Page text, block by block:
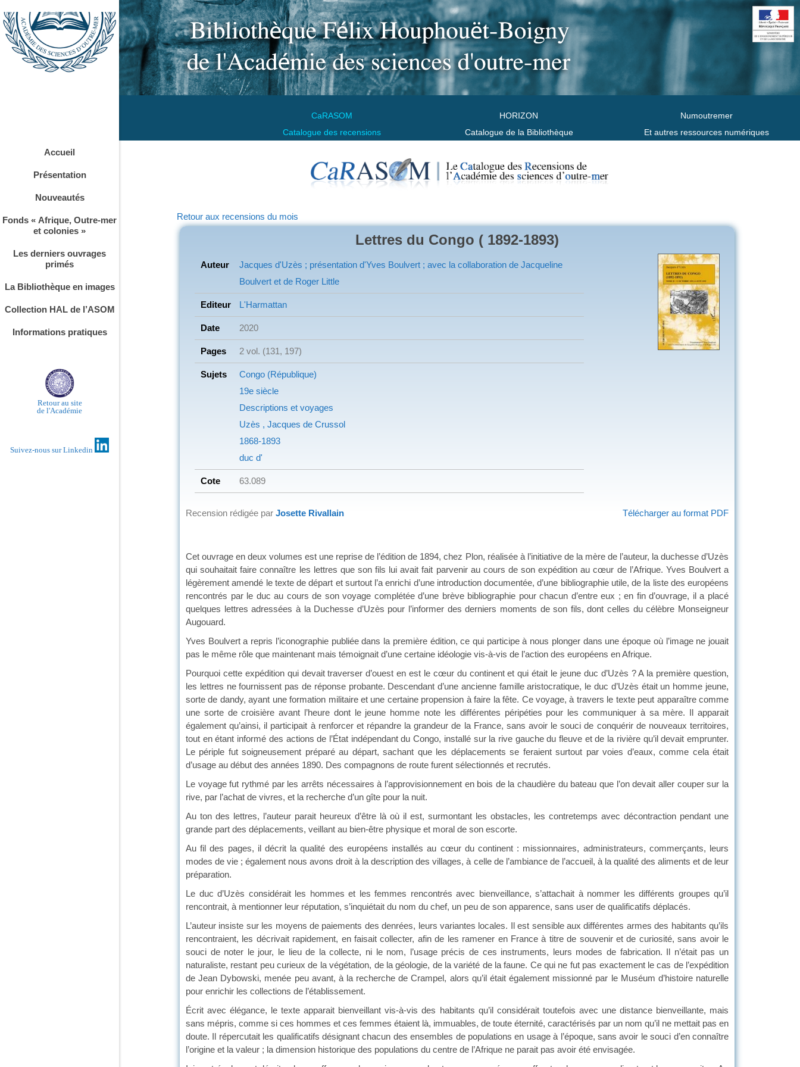
CaRASOM
Catalogue des recensions
HORIZON
Catalogue de la Bibliothèque
Numoutremer
Et autres ressources numériques
Accueil
Présentation
Nouveautés
Fonds « Afrique, Outre-mer
et colonies »
Les derniers ouvrages
primés
La Bibliothèque en images
Collection HAL de l’ASOM
Informations pratiques
Retour au site
de l'Académie
Suivez-nous sur Linkedin
Retour aux recensions du mois
Lettres du Congo ( 1892-1893)
Auteur
Jacques d'Uzès ; présentation d'Yves Boulvert ; avec la collaboration de Jacqueline
Boulvert et de Roger Little
Editeur L'Harmattan
Date 2020
Pages 2 vol. (131, 197)
Sujets
Congo (République)
19e siècle
Descriptions et voyages
Uzès , Jacques de Crussol
1868-1893
duc d'
Cote 63.089
Télécharger au format PDF
Recension rédigée par Josette Rivallain
Cet ouvrage en deux volumes est une reprise de l’édition de 1894, chez Plon, réalisée à l’initiative de la mère de l’auteur, la duchesse d’Uzès
qui souhaitait faire connaître les lettres que son fils lui avait fait parvenir au cours de son expédition au cœur de l’Afrique. Yves Boulvert a
légèrement amendé le texte de départ et surtout l’a enrichi d’une introduction documentée, d’une bibliographie utile, de la liste des européens
rencontrés par le duc au cours de son voyage complétée d’une brève bibliographie pour chacun d’entre eux ; en fin d’ouvrage, il a placé
quelques lettres adressées à la Duchesse d’Uzès pour l’informer des derniers moments de son fils, dont celles du célèbre Monseigneur
Augouard.
Yves Boulvert a repris l’iconographie publiée dans la première édition, ce qui participe à nous plonger dans une époque où l’image ne jouait
pas le même rôle que maintenant mais témoignait d’une certaine idéologie vis-à-vis de l’action des européens en Afrique.
Pourquoi cette expédition qui devait traverser d’ouest en est le cœur du continent et qui était le jeune duc d’Uzès ? A la première question,
les lettres ne fournissent pas de réponse probante. Descendant d’une ancienne famille aristocratique, le duc d’Uzès était un homme jeune,
sorte de dandy, ayant une formation militaire et une certaine propension à faire la fête. Ce voyage, à travers le texte peut apparaître comme
une sorte de croisière avant l’heure dont le jeune homme note les différentes péripéties pour les communiquer à sa mère. Il apparait
également qu’ainsi, il participait à renforcer et répandre la grandeur de la France, sans avoir le souci de conquérir de nouveaux territoires,
tout en étant informé des actions de l’État indépendant du Congo, installé sur la rive gauche du fleuve et de la rivière qu’il devait emprunter.
Le périple fut soigneusement préparé au départ, sachant que les déplacements se feraient surtout par voies d’eaux, comme cela était
d’usage au début des années 1890. Des compagnons de route furent sélectionnés et recrutés.
Le voyage fut rythmé par les arrêts nécessaires à l’approvisionnement en bois de la chaudière du bateau que l’on devait aller couper sur la
rive, par l’achat de vivres, et la recherche d’un gîte pour la nuit.
Au ton des lettres, l’auteur parait heureux d’être là où il est, surmontant les obstacles, les contretemps avec décontraction pendant une
grande part des déplacements, veillant au bien-être physique et moral de son escorte.
Au fil des pages, il décrit la qualité des européens installés au cœur du continent : missionnaires, administrateurs, commerçants, leurs
modes de vie ; également nous avons droit à la description des villages, à celle de l’ambiance de l’accueil, à la qualité des aliments et de leur
préparation.
Le duc d’Uzès considérait les hommes et les femmes rencontrés avec bienveillance, s’attachait à nommer les différents groupes qu’il
rencontrait, à mentionner leur réputation, s’inquiétait du nom du chef, un peu de son apparence, sans user de qualificatifs déplacés.
L’auteur insiste sur les moyens de paiements des denrées, leurs variantes locales. Il est sensible aux différentes armes des habitants qu’ils
rencontraient, les décrivait rapidement, en faisait collecter, afin de les ramener en France à titre de souvenir et de curiosité, sans avoir le
souci de noter le jour, le lieu de la collecte, ni le nom, l’usage précis de ces instruments, leurs modes de fabrication. Il n’était pas un
naturaliste, restant peu curieux de la végétation, de la géologie, de la variété de la faune. Ce qui ne fut pas exactement le cas de l’expédition
de Jean Dybowski, menée peu avant, à la recherche de Crampel, alors qu’il était également missionné par le Muséum d’histoire naturelle
pour enrichir les collections de l’établissement.
Écrit avec élégance, le texte apparait bienveillant vis-à-vis des habitants qu’il considérait toutefois avec une distance bienveillante, mais
sans mépris, comme si ces hommes et ces femmes étaient là, immuables, de toute éternité, caractérisés par un nom qu’il ne mettait pas en
doute. Il répercutait les qualificatifs désignant chacun des ensembles de populations en usage à l’époque, sans avoir le souci d’en connaître
l’origine et la valeur ; la dimension historique des populations du centre de l’Afrique ne parait pas avoir été envisagée.